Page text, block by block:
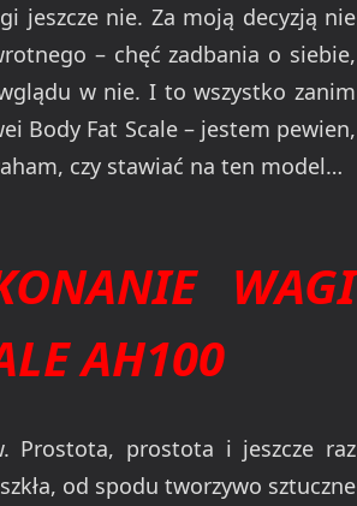
jeszcze nie. Za moją decyzją nie
– chęć zadbania o siebie,
w nie. I to wszystko zanim
Body Fat Scale – jestem pewien,
czy stawiać na ten model…
WAGI
AH100
Prostota, prostota i jeszcze raz
od spodu tworzywo sztuczne